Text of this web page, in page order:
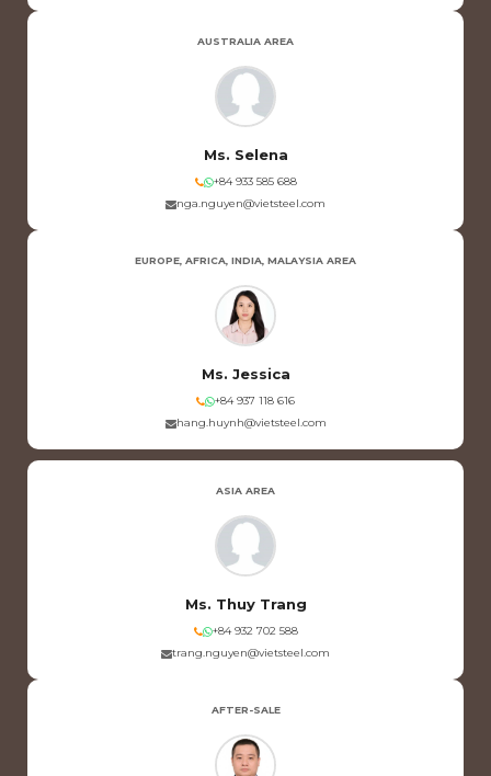
AUSTRALIA AREA
Ms. Selena
+84 933 585 688
nga.nguyen@vietsteel.com
EUROPE, AFRICA, INDIA, MALAYSIA AREA
Ms. Jessica
+84 937 118 616
hang.huynh@vietsteel.com
ASIA AREA
Ms. Thuy Trang
+84 932 702 588
trang.nguyen@vietsteel.com
AFTER-SALE